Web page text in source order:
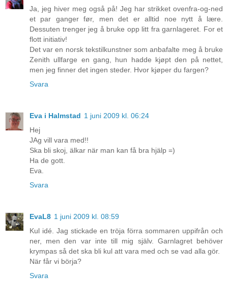
Ja, jeg hiver meg også på! Jeg har strikket ovenfra-og-ned
et par ganger før, men det er alltid noe nytt å lære.
Dessuten trenger jeg å bruke opp litt fra garnlageret. For et
flott initiativ!
Det var en norsk tekstilkunstner som anbafalte meg å bruke
Zenith ullfarge en gang, hun hadde kjøpt den på nettet,
men jeg finner det ingen steder. Hvor kjøper du fargen?
Svara
Eva i Halmstad 1 juni 2009 kl. 06:24
Hej
JAg vill vara med!!
Ska bli skoj, älkar när man kan få bra hjälp =)
Ha de gott.
Eva.
Svara
EvaL8 1 juni 2009 kl. 08:59
Kul idé. Jag stickade en tröja förra sommaren uppifrån och
ner, men den var inte till mig själv. Garnlagret behöver
krympas så det ska bli kul att vara med och se vad alla gör.
När får vi börja?
Svara